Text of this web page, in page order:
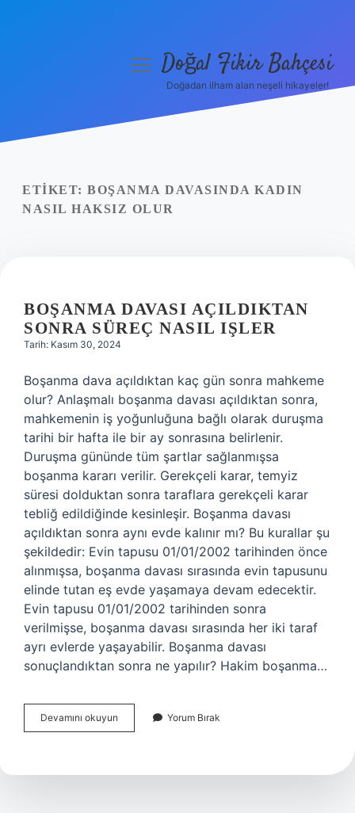
Yasal Uyarı
menüyüDoğal Fikir Bahçesi
Doğadan ilham alan neşeli hikayeler!
ETIKET: BOŞANMA DAVASINDA KADIN
NASIL HAKSIZ OLUR
BOŞANMA DAVASI AÇILDIKTAN
SONRA SÜREÇ NASIL IŞLER
Tarih: Kasım 30, 2024
Boşanma dava açıldıktan kaç gün sonra mahkeme
olur? Anlaşmalı boşanma davası açıldıktan sonra,
mahkemenin iş yoğunluğuna bağlı olarak duruşma
tarihi bir hafta ile bir ay sonrasına belirlenir.
Duruşma gününde tüm şartlar sağlanmışsa
boşanma kararı verilir. Gerekçeli karar, temyiz
süresi dolduktan sonra taraflara gerekçeli karar
tebliğ edildiğinde kesinleşir. Boşanma davası
açıldıktan sonra aynı evde kalınır mı? Bu kurallar şu
şekildedir: Evin tapusu 01/01/2002 tarihinden önce
alınmışsa, boşanma davası sırasında evin tapusunu
elinde tutan eş evde yaşamaya devam edecektir.
Evin tapusu 01/01/2002 tarihinden sonra
verilmişse, boşanma davası sırasında her iki taraf
ayrı evlerde yaşayabilir. Boşanma davası
sonuçlandıktan sonra ne yapılır? Hakim boşanma…
Devamını okuyun Boşanma
Davası
Süreç
Yorum Bırak